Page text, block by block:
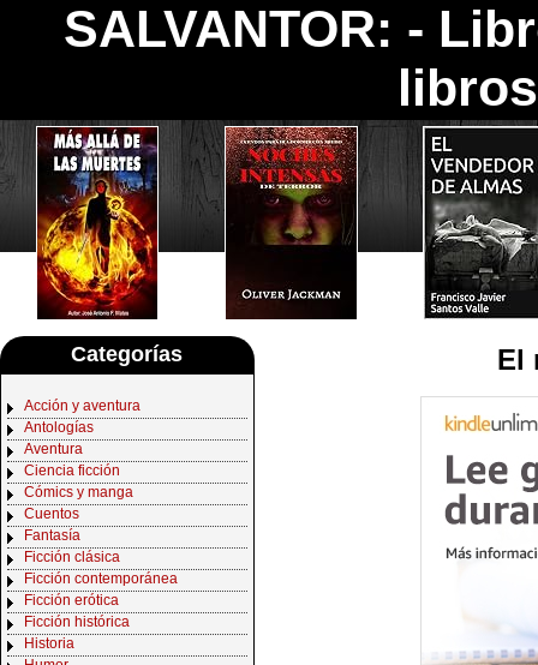
SALVANTOR: -
Categorías
Acción y aventura
Antologías
Aventura
Ciencia ficción
Cómics y manga
Cuentos
Fantasía
Ficción clásica
Ficción contemporánea
Ficción erótica
Ficción histórica
Historia
El